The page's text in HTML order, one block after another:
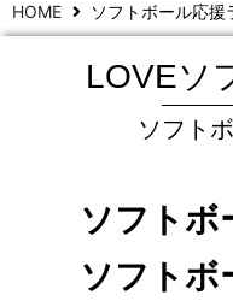
HOME ソフトボール応援
LOVEソ
ソフト
ソフトボ
ソフトボ